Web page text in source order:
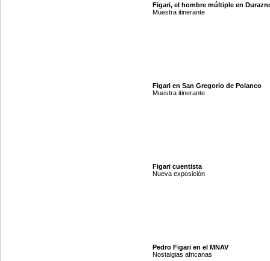
Figari, el hombre múltiple en
Muestra itinerante
Figari en San Gregorio de Polanco
Muestra itinerante
Figari cuentista
Nueva exposición
Pedro Figari en el MNAV
Nostalgias africanas